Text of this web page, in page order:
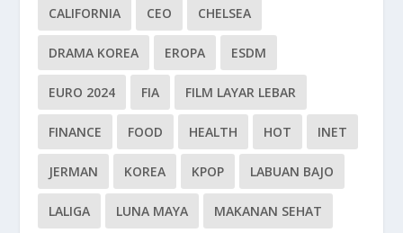
CALIFORNIA CEO CHELSEA
DRAMA KOREA EROPA ESDM
EURO 2024 FIA FILM LAYAR LEBAR
FINANCE FOOD HEALTH HOT INET
JERMAN KOREA KPOP LABUAN BAJO
LALIGA LUNA MAYA MAKANAN SEHAT